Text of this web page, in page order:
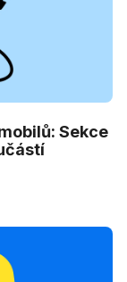
Sekce